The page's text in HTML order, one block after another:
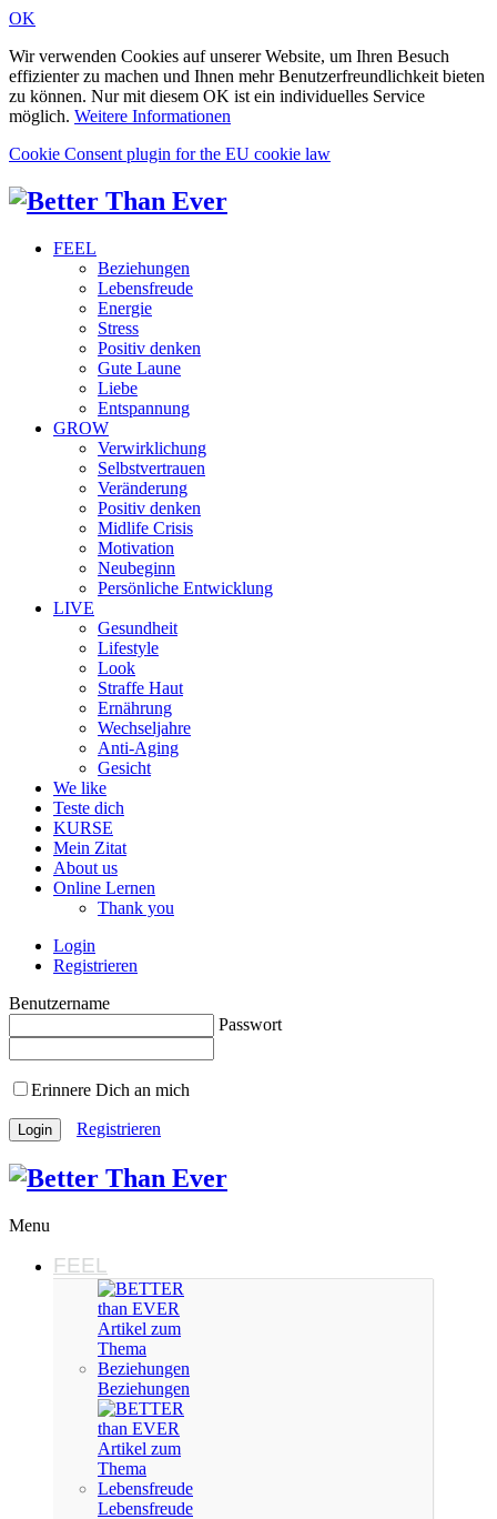
OK
Wir verwenden Cookies auf unserer Website, um Ihren Besuch
effizienter zu machen und Ihnen mehr Benutzerfreundlichkeit bieten
zu können. Nur mit diesem OK ist ein individuelles Service
möglich. Weitere Informationen
Cookie Consent plugin for the EU cookie law
FEEL
Beziehungen
Lebensfreude
Energie
Stress
Positiv denken
Gute Laune
Liebe
Entspannung
GROW
Verwirklichung
Selbstvertrauen
Veränderung
Positiv denken
Midlife Crisis
Motivation
Neubeginn
Persönliche Entwicklung
LIVE
Gesundheit
Lifestyle
Look
Straffe Haut
Ernährung
Wechseljahre
Anti-Aging
Gesicht
We like
Teste dich
KURSE
Mein Zitat
About us
Online Lernen
Thank you
Login
Registrieren
Benutzername
Passwort
Erinnere Dich an mich
Registrieren
Menu
FEEL
Beziehungen
Lebensfreude